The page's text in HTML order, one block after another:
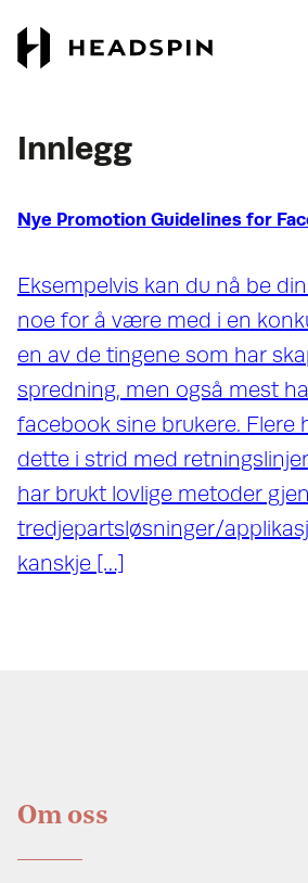
Gå
Innlegg
Nye Promotion Guidelines for
Eksempelvis kan du nå be
noe for å være med i en
en av de tingene som har
spredning, men også mest
facebook sine brukere. Flere
dette i strid med
har brukt lovlige metoder
tredjepartsløsninger/
kanskje […]
Om oss